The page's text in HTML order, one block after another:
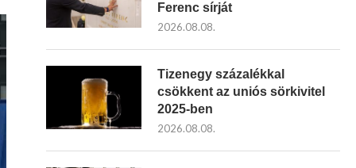
Ferenc sírját
2026.08.08.
Tizenegy százalékkal
csökkent az uniós sörkivitel
2025-ben
2026.08.08.